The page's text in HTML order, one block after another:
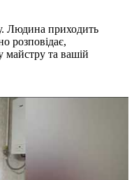
Людина приходить
розповідає,
майстру та вашій